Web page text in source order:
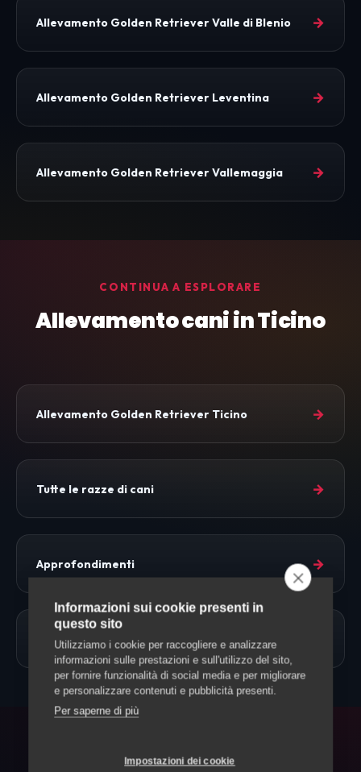
Allevamento Golden Retriever Valle di Blenio →
Allevamento Golden Retriever Leventina →
Allevamento Golden Retriever Vallemaggia →
CONTINUA A ESPLORARE
Allevamento cani in Ticino
Allevamento Golden Retriever Ticino →
Tutte le razze di cani →
Approfondimenti →
Allevamento Cani
Informazioni sui cookie presenti in
questo sito
Utilizziamo i cookie per raccogliere e analizzare
informazioni sulle prestazioni e sull'utilizzo del sito,
per fornire funzionalità di social media e per migliorare
e personalizzare contenuti e pubblicità presenti.
Per saperne di più
Impostazioni dei cookie